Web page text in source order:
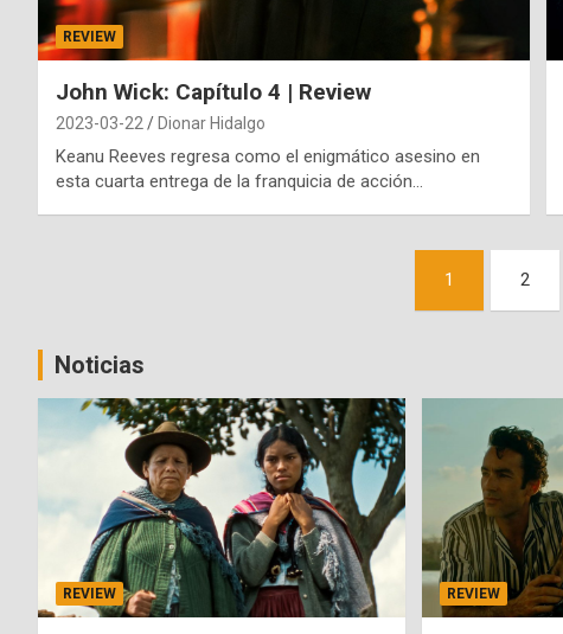
REVIEW
John Wick: Capítulo 4 | Review
2023-03-22 Dionar Hidalgo
Keanu Reeves regresa como el enigmático asesino en
esta cuarta entrega de la franquicia de acción…
entradas
1 2
Noticias
REVIEW REVIEW